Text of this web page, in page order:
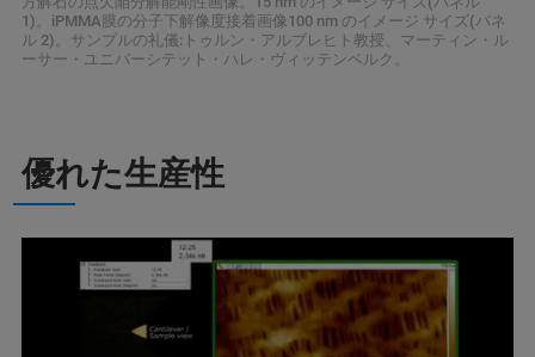
1)。iPMMA膜の分子下解像度接着画像100 nm のイメージ サイズ(パネ
ル 2)。サンプルの礼儀:トゥルン・アルブレヒト教授、マーティン・ル
ーサー・ユニバーシテット・ハレ・ヴィッテンベルク。
優れた生産性